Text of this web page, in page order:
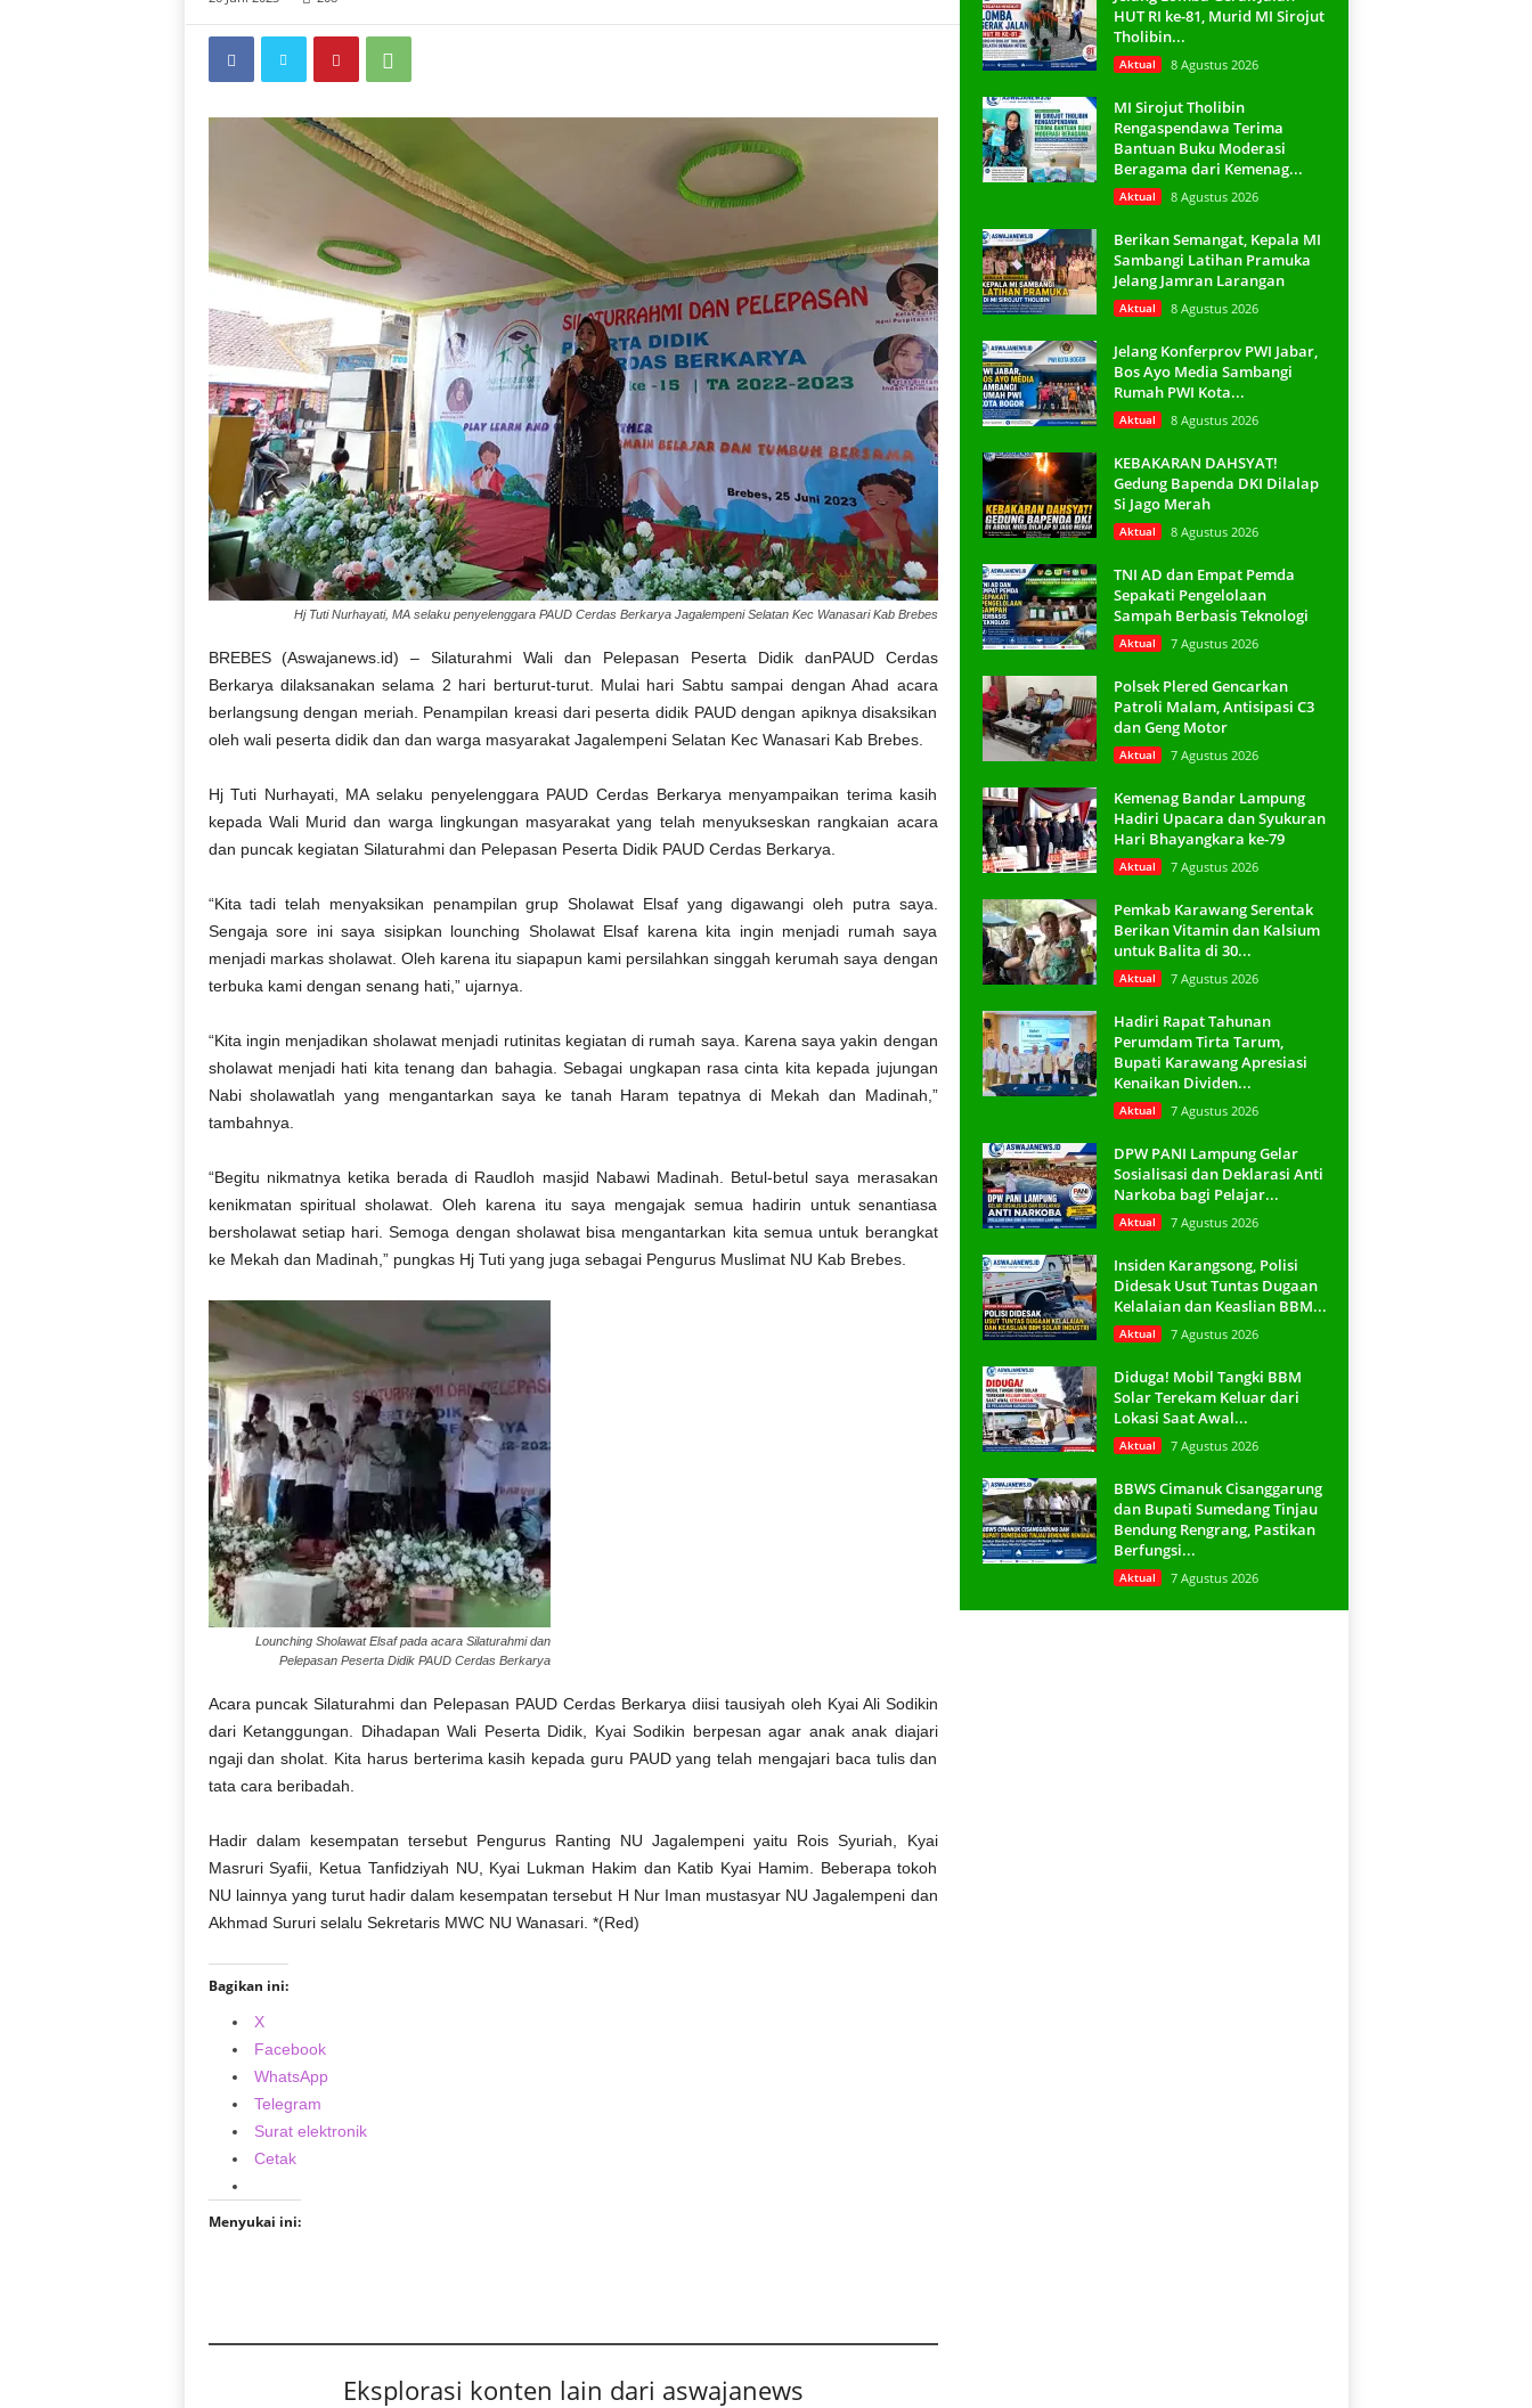
Hj Tuti Nurhayati, MA selaku penyelenggara PAUD Cerdas Berkarya Jagalempeni Selatan Kec Wanasari Kab Brebes
BREBES (Aswajanews.id) – Silaturahmi Wali dan Pelepasan Peserta Didik danPAUD Cerdas
Berkarya dilaksanakan selama 2 hari berturut-turut. Mulai hari Sabtu sampai dengan Ahad acara
berlangsung dengan meriah. Penampilan kreasi dari peserta didik PAUD dengan apiknya disaksikan
oleh wali peserta didik dan dan warga masyarakat Jagalempeni Selatan Kec Wanasari Kab Brebes.
Hj Tuti Nurhayati, MA selaku penyelenggara PAUD Cerdas Berkarya menyampaikan terima kasih
kepada Wali Murid dan warga lingkungan masyarakat yang telah menyukseskan rangkaian acara
dan puncak kegiatan Silaturahmi dan Pelepasan Peserta Didik PAUD Cerdas Berkarya.
“Kita tadi telah menyaksikan penampilan grup Sholawat Elsaf yang digawangi oleh putra saya.
Sengaja sore ini saya sisipkan lounching Sholawat Elsaf karena kita ingin menjadi rumah saya
menjadi markas sholawat. Oleh karena itu siapapun kami persilahkan singgah kerumah saya dengan
terbuka kami dengan senang hati,” ujarnya.
“Kita ingin menjadikan sholawat menjadi rutinitas kegiatan di rumah saya. Karena saya yakin dengan
sholawat menjadi hati kita tenang dan bahagia. Sebagai ungkapan rasa cinta kita kepada jujungan
Nabi sholawatlah yang mengantarkan saya ke tanah Haram tepatnya di Mekah dan Madinah,”
tambahnya.
“Begitu nikmatnya ketika berada di Raudloh masjid Nabawi Madinah. Betul-betul saya merasakan
kenikmatan spiritual sholawat. Oleh karena itu saya mengajak semua hadirin untuk senantiasa
bersholawat setiap hari. Semoga dengan sholawat bisa mengantarkan kita semua untuk berangkat
ke Mekah dan Madinah,” pungkas Hj Tuti yang juga sebagai Pengurus Muslimat NU Kab Brebes.
Lounching Sholawat Elsaf pada acara Silaturahmi dan
Pelepasan Peserta Didik PAUD Cerdas Berkarya
Acara puncak Silaturahmi dan Pelepasan PAUD Cerdas Berkarya diisi tausiyah oleh Kyai Ali Sodikin
dari Ketanggungan. Dihadapan Wali Peserta Didik, Kyai Sodikin berpesan agar anak anak diajari
ngaji dan sholat. Kita harus berterima kasih kepada guru PAUD yang telah mengajari baca tulis dan
tata cara beribadah.
Hadir dalam kesempatan tersebut Pengurus Ranting NU Jagalempeni yaitu Rois Syuriah, Kyai
Masruri Syafii, Ketua Tanfidziyah NU, Kyai Lukman Hakim dan Katib Kyai Hamim. Beberapa tokoh
NU lainnya yang turut hadir dalam kesempatan tersebut H Nur Iman mustasyar NU Jagalempeni dan
Akhmad Sururi selalu Sekretaris MWC NU Wanasari. *(Red)
Bagikan ini:
X
Facebook
WhatsApp
Telegram
Surat elektronik
Cetak
Menyukai ini:
Eksplorasi konten lain dari aswajanews
HUT RI ke-81, Murid MI Sirojut
Tholibin...
Aktual 8 Agustus 2026
MI Sirojut Tholibin
Rengaspendawa Terima
Bantuan Buku Moderasi
Beragama dari Kemenag...
Aktual 8 Agustus 2026
Berikan Semangat, Kepala MI
Sambangi Latihan Pramuka
Jelang Jamran Larangan
Aktual 8 Agustus 2026
Jelang Konferprov PWI Jabar,
Bos Ayo Media Sambangi
Rumah PWI Kota...
Aktual 8 Agustus 2026
KEBAKARAN DAHSYAT!
Gedung Bapenda DKI Dilalap
Si Jago Merah
Aktual 8 Agustus 2026
TNI AD dan Empat Pemda
Sepakati Pengelolaan
Sampah Berbasis Teknologi
Aktual 7 Agustus 2026
Polsek Plered Gencarkan
Patroli Malam, Antisipasi C3
dan Geng Motor
Aktual 7 Agustus 2026
Kemenag Bandar Lampung
Hadiri Upacara dan Syukuran
Hari Bhayangkara ke-79
Aktual 7 Agustus 2026
Pemkab Karawang Serentak
Berikan Vitamin dan Kalsium
untuk Balita di 30...
Aktual 7 Agustus 2026
Hadiri Rapat Tahunan
Perumdam Tirta Tarum,
Bupati Karawang Apresiasi
Kenaikan Dividen...
Aktual 7 Agustus 2026
DPW PANI Lampung Gelar
Sosialisasi dan Deklarasi Anti
Narkoba bagi Pelajar...
Aktual 7 Agustus 2026
Insiden Karangsong, Polisi
Didesak Usut Tuntas Dugaan
Kelalaian dan Keaslian BBM...
Aktual 7 Agustus 2026
Diduga! Mobil Tangki BBM
Solar Terekam Keluar dari
Lokasi Saat Awal...
Aktual 7 Agustus 2026
BBWS Cimanuk Cisanggarung
dan Bupati Sumedang Tinjau
Bendung Rengrang, Pastikan
Berfungsi...
Aktual 7 Agustus 2026